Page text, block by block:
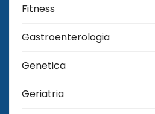
Fitness
Gastroenterologia
Genetica
Geriatria